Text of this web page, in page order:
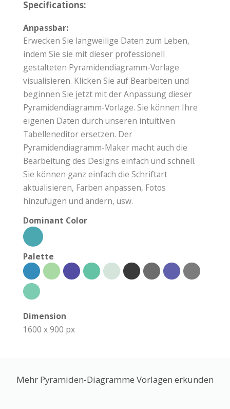
Specifications:
Anpassbar:
Erwecken Sie langweilige Daten zum Leben,
indem Sie sie mit dieser professionell
gestalteten Pyramidendiagramm-Vorlage
visualisieren. Klicken Sie auf Bearbeiten und
beginnen Sie jetzt mit der Anpassung dieser
Pyramidendiagramm-Vorlage. Sie können Ihre
eigenen Daten durch unseren intuitiven
Tabelleneditor ersetzen. Der
Pyramidendiagramm-Maker macht auch die
Bearbeitung des Designs einfach und schnell.
Sie können ganz einfach die Schriftart
aktualisieren, Farben anpassen, Fotos
hinzufügen und ändern, usw.
Dominant Color
Palette
Dimension
1600 x 900 px
Mehr Pyramiden-Diagramme Vorlagen erkunden